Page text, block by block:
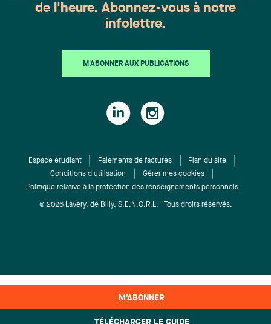
M’ABONNER
TÉLÉCHARGER LE GUIDE
de l'heure. Abonnez-vous à notre
infolettre.
M'ABONNER AUX PUBLICATIONS
Espace étudiant Paiements de factures
Plan du site
Conditions d'utilisation
Gérer mes cookies
Politique relative à la protection des renseignements personnels
© 2026 Lavery, de Billy, S.E.N.C.R.L. Tous droits réservés.